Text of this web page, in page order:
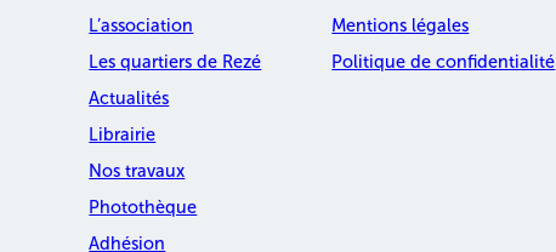
L’association
Les quartiers de Rezé
Actualités
Librairie
Nos travaux
Photothèque
Adhésion
Mentions légales
Politique de confidentialité